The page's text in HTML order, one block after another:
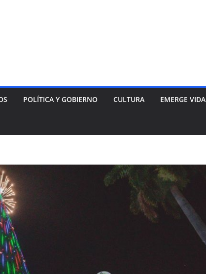
POLÍTICA Y GOBIERNO CULTURA EMERGE VIDA